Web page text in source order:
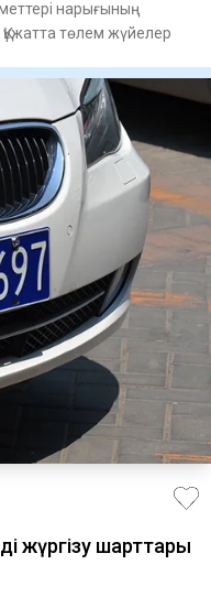
нарығының
төлем жүйелер
жүргізу шарттары